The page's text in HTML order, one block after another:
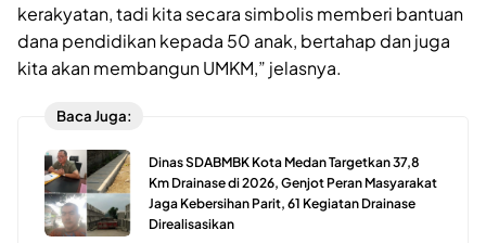
kerakyatan, tadi kita secara simbolis memberi bantuan
dana pendidikan kepada 50 anak, bertahap dan juga
kita akan membangun UMKM,” jelasnya.
Baca Juga:
Dinas SDABMBK Kota Medan Targetkan 37,8
Km Drainase di 2026, Genjot Peran Masyarakat
Jaga Kebersihan Parit, 61 Kegiatan Drainase
Direalisasikan